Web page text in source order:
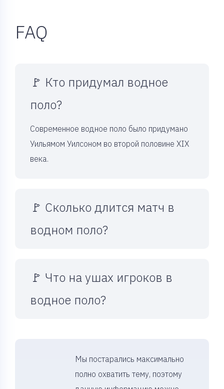
FAQ
🚩 Кто придумал водное
поло?
Современное водное поло было придумано
Уильямом Уилсоном во второй половине XIX
века.
🚩 Сколько длится матч в
водном поло?
🚩 Что на ушах игроков в
водное поло?
Мы постарались максимально
полно охватить тему, поэтому